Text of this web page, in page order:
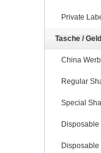
Private
Tasche /
China
Regular
Special
Disposable